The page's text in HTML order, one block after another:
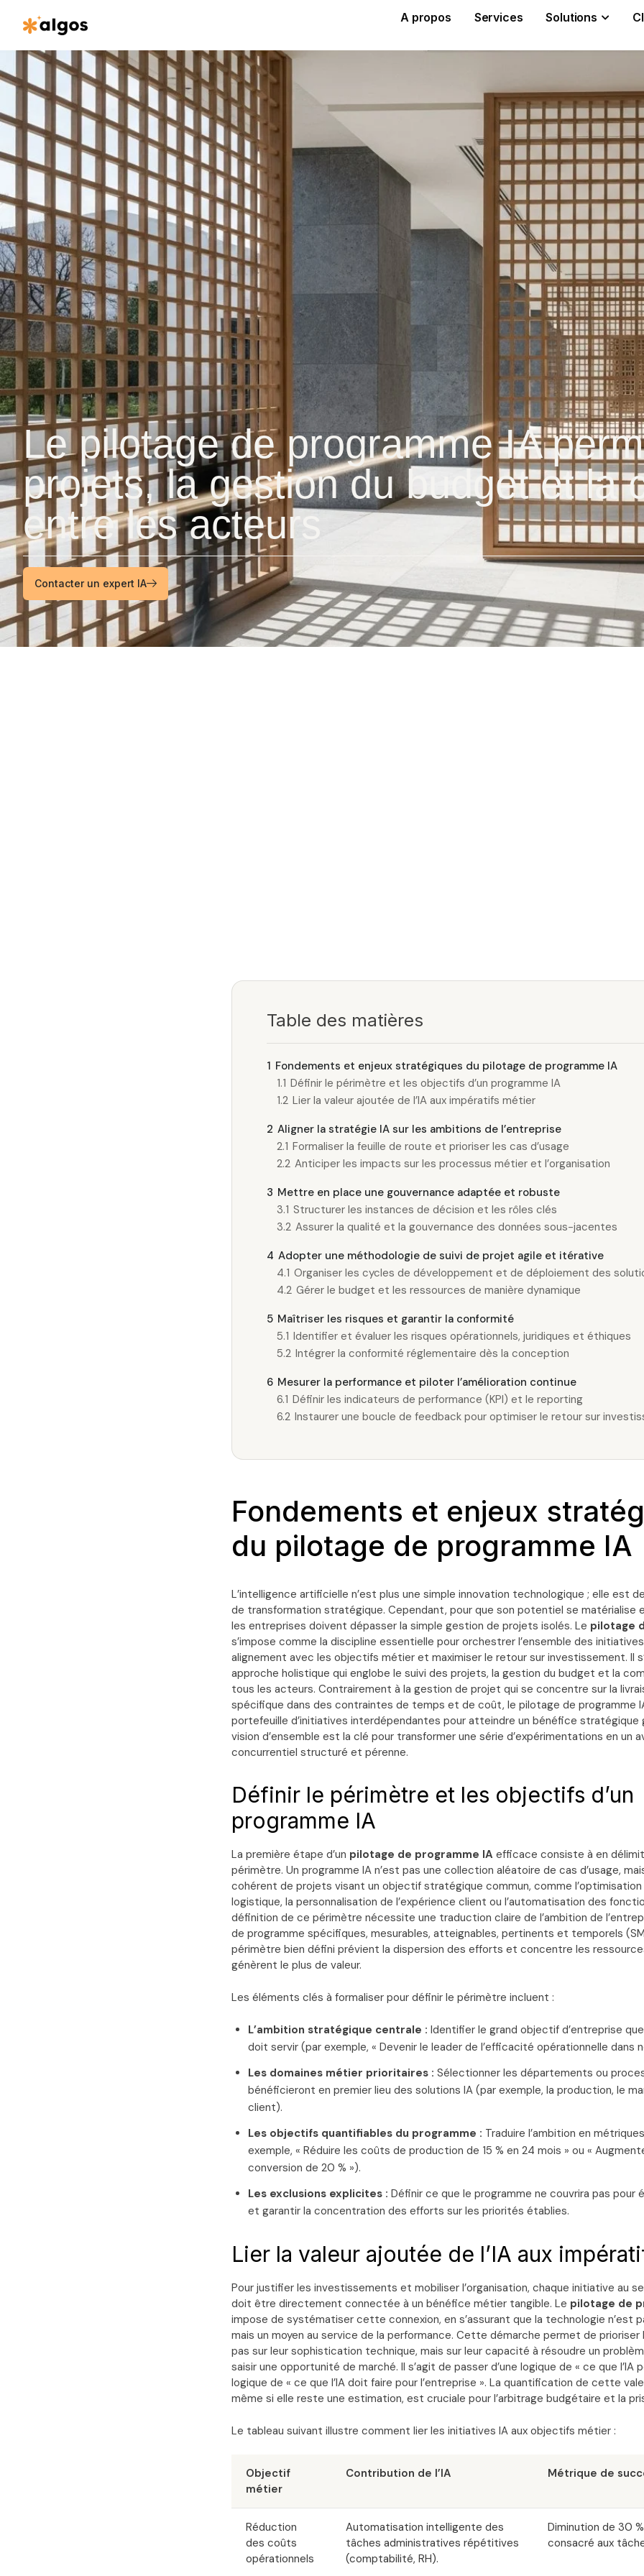
A propos Services Solutions
Le pilotage de programme IA
projets, la gestion du budget et la
entre les acteurs
Contacter un expert IA
Table des matières
1 Fondements et enjeux stratégiques du pilotage de programme IA
1.1 Définir le périmètre et les objectifs d’un programme IA
1.2 Lier la valeur ajoutée de l’IA aux impératifs métier
2 Aligner la stratégie IA sur les ambitions de l’entreprise
2.1 Formaliser la feuille de route et prioriser les cas d’usage
2.2 Anticiper les impacts sur les processus métier et l’organisation
3 Mettre en place une gouvernance adaptée et robuste
3.1 Structurer les instances de décision et les rôles clés
3.2 Assurer la qualité et la gouvernance des données sous-jacentes
4 Adopter une méthodologie de suivi de projet agile et itérative
4.1 Organiser les cycles de développement et de déploiement des
4.2 Gérer le budget et les ressources de manière dynamique
5 Maîtriser les risques et garantir la conformité
5.1 Identifier et évaluer les risques opérationnels, juridiques et éthiques
5.2 Intégrer la conformité réglementaire dès la conception
6 Mesurer la performance et piloter l’amélioration continue
6.1 Définir les indicateurs de performance (KPI) et le reporting
6.2 Instaurer une boucle de feedback pour optimiser le retour sur
Fondements et enjeux
du pilotage de programme IA
L’intelligence artificielle n’est plus une simple innovation technologique ; elle est
de transformation stratégique. Cependant, pour que son potentiel se matérialise
les entreprises doivent dépasser la simple gestion de projets isolés. Le pilotage
s’impose comme la discipline essentielle pour orchestrer l’ensemble des
alignement avec les objectifs métier et maximiser le retour sur investissement. Il
approche holistique qui englobe le suivi des projets, la gestion du budget et la
tous les acteurs. Contrairement à la gestion de projet qui se concentre sur la
spécifique dans des contraintes de temps et de coût, le pilotage de programme
portefeuille d’initiatives interdépendantes pour atteindre un bénéfice stratégique
vision d’ensemble est la clé pour transformer une série d’expérimentations en un
concurrentiel structuré et pérenne.
Définir le périmètre et les objectifs d’un
programme IA
La première étape d’un pilotage de programme IA efficace consiste à en
périmètre. Un programme IA n’est pas une collection aléatoire de cas d’usage,
cohérent de projets visant un objectif stratégique commun, comme l’optimisation
logistique, la personnalisation de l’expérience client ou l’automatisation des
définition de ce périmètre nécessite une traduction claire de l’ambition de
de programme spécifiques, mesurables, atteignables, pertinents et temporels
périmètre bien défini prévient la dispersion des efforts et concentre les
génèrent le plus de valeur.
Les éléments clés à formaliser pour définir le périmètre incluent :
L’ambition stratégique centrale : Identifier le grand objectif d’entreprise
doit servir (par exemple, « Devenir le leader de l’efficacité opérationnelle dans
Les domaines métier prioritaires : Sélectionner les départements ou
bénéficieront en premier lieu des solutions IA (par exemple, la production, le
client).
Les objectifs quantifiables du programme : Traduire l’ambition en
exemple, « Réduire les coûts de production de 15 % en 24 mois » ou «
conversion de 20 % »).
Les exclusions explicites : Définir ce que le programme ne couvrira pas
et garantir la concentration des efforts sur les priorités établies.
Lier la valeur ajoutée de l’IA aux
Pour justifier les investissements et mobiliser l’organisation, chaque initiative au
doit être directement connectée à un bénéfice métier tangible. Le pilotage de
impose de systématiser cette connexion, en s’assurant que la technologie n’est
mais un moyen au service de la performance. Cette démarche permet de
pas sur leur sophistication technique, mais sur leur capacité à résoudre un
saisir une opportunité de marché. Il s’agit de passer d’une logique de « ce que l’IA
logique de « ce que l’IA doit faire pour l’entreprise ». La quantification de cette
même si elle reste une estimation, est cruciale pour l’arbitrage budgétaire et la
Le tableau suivant illustre comment lier les initiatives IA aux objectifs métier :
Objectif
métier
Contribution de l’IA Métrique de
Réduction
des coûts
opérationnels
Automatisation intelligente des
tâches administratives répétitives
(comptabilité, RH).
Diminution de 30
consacré aux